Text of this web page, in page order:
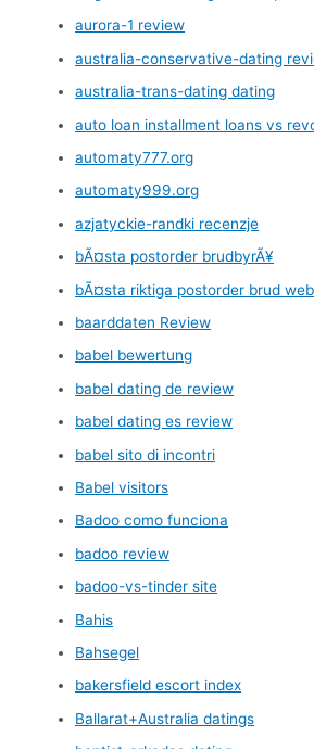
aurora-1 review
australia-conservative-dating
australia-trans-dating dating
auto loan installment loans vs
automaty777.org
automaty999.org
azjatyckie-randki recenzje
bÃ¤sta postorder brudbyrÃ¥
bÃ¤sta riktiga postorder brud
baarddaten Review
babel bewertung
babel dating de review
babel dating es review
babel sito di incontri
Babel visitors
Badoo como funciona
badoo review
badoo-vs-tinder site
Bahis
Bahsegel
bakersfield escort index
Ballarat+Australia datings